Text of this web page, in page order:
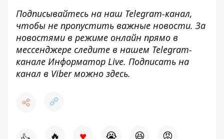
Подписывайтесь на наш Telegram-канал,
чтобы не пропустить важные новости. За
новостями в режиме онлайн прямо в
мессенджере следите в нашем Telegram-
канале Информатор Live. Подписать на
канал в Viber можно здесь.
🔥 😭 😆 😡